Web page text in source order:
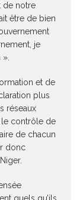
de notre
être de bien
je
et de
plus
réseaux
le contrôle de
de chacun
donc